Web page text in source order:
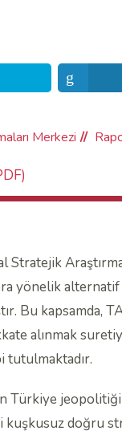
Merkezi
Stratejik
yönelik alternatif
Bu kapsamda,
alınmak
tutulmaktadır.
kuşkusuz doğru